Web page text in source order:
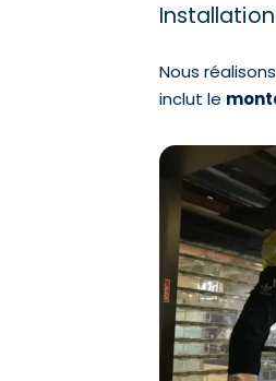
Nous
inclut le